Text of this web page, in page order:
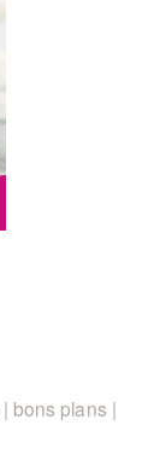
bons plans |